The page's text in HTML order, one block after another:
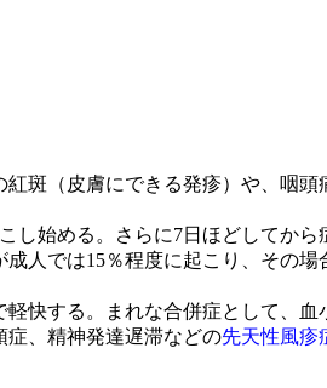
斑（皮膚にできる発疹）や、咽
始める。さらに7日ほどしてか
人では15％程度に起こり、その
快する。まれな合併症として、
症、精神発達遅滞などの先天性風疹